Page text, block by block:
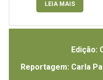
LEIA MAIS
Edição:
Reportagem: Carla